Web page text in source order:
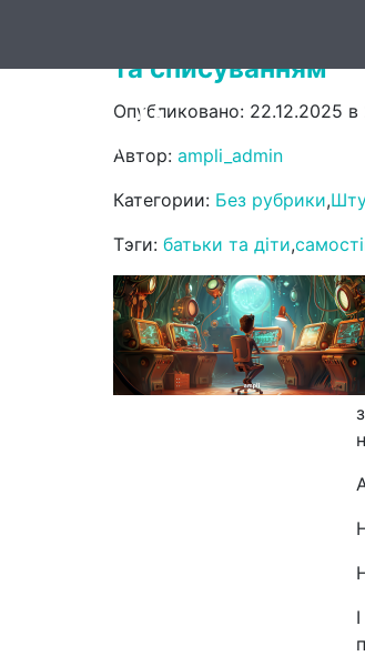
Штучний
та списуванням
Опубликовано: 22.12.2025 в
Автор: ampli_admin
Категории: Без рубрики,
Тэги: батьки та діти,